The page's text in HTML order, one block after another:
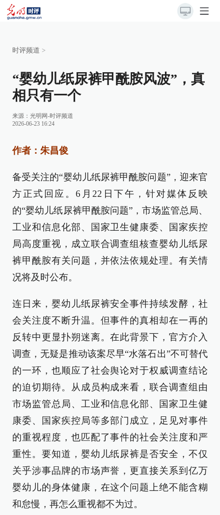
时评频道 >
“婴幼儿纸尿裤甲酰胺风波”，真
相只有一个
来源： 光明网-时评频道
2026-06-23 16:24
作者：朱昌俊
备受关注的“婴幼儿纸尿裤甲酰胺问题”，迎来官
方正式回应。6月22日下午，针对媒体反映
的“婴幼儿纸尿裤甲酰胺问题”，市场监管总局、
工业和信息化部、国家卫生健康委、国家疾控
局高度重视，成立联合调查组核查婴幼儿纸尿
裤甲酰胺有关问题，并依法依规处理。有关情
况将及时公布。
连日来，婴幼儿纸尿裤安全事件持续发酵，社
会关注度不断升温。但事件的真相却在一再的
反转中更显扑朔迷离。在此背景下，官方介入
调查，无疑是推动该案尽早“水落石出”不可替代
的一环，也顺应了社会舆论对于权威调查结论
的迫切期待。从成员构成来看，联合调查组由
市场监管总局、工业和信息化部、国家卫生健
康委、国家疾控局等多部门成立，足见对事件
的重视程度，也匹配了事件的社会关注度和严
重性。要知道，婴幼儿纸尿裤是否安全，不仅
关乎涉事品牌的市场声誉，更直接关系到亿万
婴幼儿的身体健康，在这个问题上绝不能含糊
和怠慢，再怎么重视都不为过。